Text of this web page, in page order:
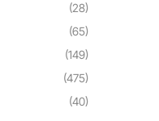
(28)
(65)
(149)
(475)
(40)